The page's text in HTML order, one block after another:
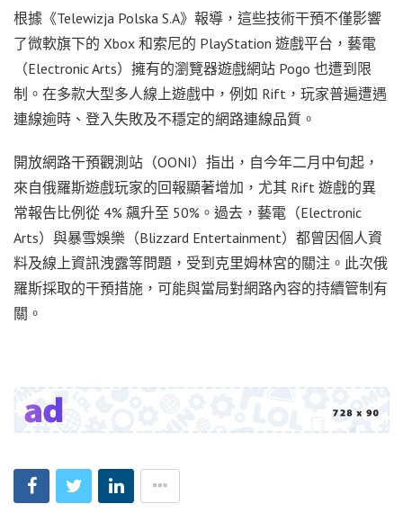
根據《Telewizja Polska S.A》報導，這些技術干預不僅影響
了微軟旗下的 Xbox 和索尼的 PlayStation 遊戲平台，藝電
（Electronic Arts）擁有的瀏覽器遊戲網站 Pogo 也遭到限
制。在多款大型多人線上遊戲中，例如 Rift，玩家普遍遭遇
連線逾時、登入失敗及不穩定的網路連線品質。
開放網路干預觀測站（OONI）指出，自今年二月中旬起，
來自俄羅斯遊戲玩家的回報顯著增加，尤其 Rift 遊戲的異
常報告比例從 4% 飆升至 50%。過去，藝電（Electronic
Arts）與暴雪娛樂（Blizzard Entertainment）都曾因個人資
料及線上資訊洩露等問題，受到克里姆林宮的關注。此次俄
羅斯採取的干預措施，可能與當局對網路內容的持續管制有
關。